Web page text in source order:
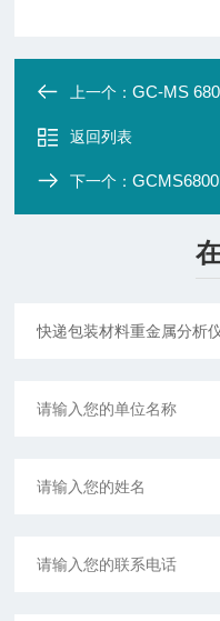
上一个：GC-MS
返回列表
下一个：